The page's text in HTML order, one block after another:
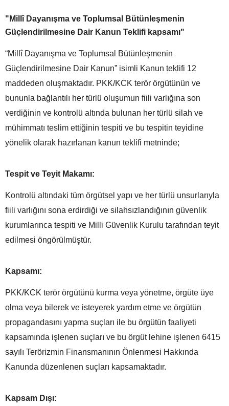
"Millî Dayanışma ve Toplumsal Bütünleşmenin
Güçlendirilmesine Dair Kanun Teklifi kapsamı"
“Millî Dayanışma ve Toplumsal Bütünleşmenin
Güçlendirilmesine Dair Kanun” isimli Kanun teklifi 12
maddeden oluşmaktadır. PKK/KCK terör örgütünün ve
bununla bağlantılı her türlü oluşumun fiili varlığına son
verdiğinin ve kontrolü altında bulunan her türlü silah ve
mühimmatı teslim ettiğinin tespiti ve bu tespitin teyidine
yönelik olarak hazırlanan kanun teklifi metninde;
Tespit ve Teyit Makamı:
Kontrolü altındaki tüm örgütsel yapı ve her türlü unsurlarıyla
fiili varlığını sona erdirdiği ve silahsızlandığının güvenlik
kurumlarınca tespiti ve Milli Güvenlik Kurulu tarafından teyit
edilmesi öngörülmüştür.
Kapsamı:
PKK/KCK terör örgütünü kurma veya yönetme, örgüte üye
olma veya bilerek ve isteyerek yardım etme ve örgütün
propagandasını yapma suçları ile bu örgütün faaliyeti
kapsamında işlenen suçları ve bu örgüt lehine işlenen 6415
sayılı Terörizmin Finansmanının Önlenmesi Hakkında
Kanunda düzenlenen suçları kapsamaktadır.
Kapsam Dışı: